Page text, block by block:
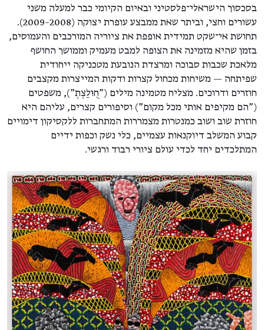
בסכסוך הישראלי־פלסטיני ובאיום הקיומי כבר למעלה משני
עשורים וחצי, וביתר שאת ממבצע עופרת יצוקה (2008–2009).
תחושת אי־שקט תמידית אופפת את ציוריה המורכבים והעמוסים,
בזמן שהיא מזמינה את הצופה למבט מעמיק וממושך החושף
מלאכת שכבות סבוכה ומרצדת הנובעת מטכניקה ייחודית
שפיתחה — משיחות מכחול קצרות ודקות המייצרות מקצבים
חוזרים ודרוכים. מצליח מטמינה מילים ("חֻוּלַצְתְ"), משפטים
("הם מקיפים אותי מכל מקום") וסיפורים קצרים, עליהם היא
חוזרת שוב ושוב כמנטרות מצמררות המתחברות ללקסיקון דימויים
קבוע המשלב דיוקנאות עצמיים, כלי נשק וכפות ידיים
המתלכדים יחד לכדי עולם ציורי רבוד ורגשי.